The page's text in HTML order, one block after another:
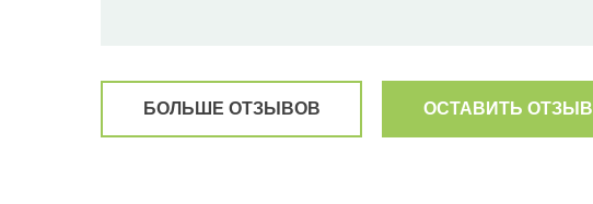
БОЛЬШЕ ОТЗЫВОВ ОСТАВИТЬ ОТЗЫВ